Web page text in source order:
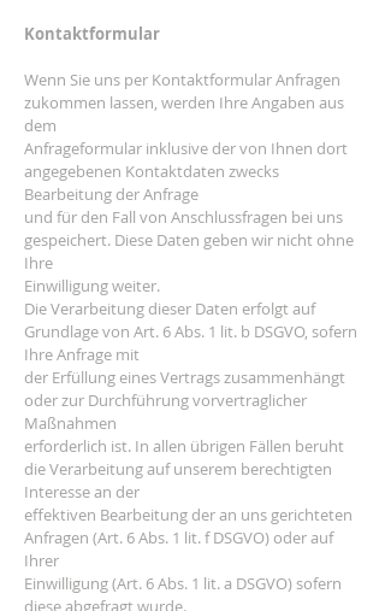
Kontaktformular
Wenn Sie uns per Kontaktformular Anfragen
zukommen lassen, werden Ihre Angaben aus
dem
Anfrageformular inklusive der von Ihnen dort
angegebenen Kontaktdaten zwecks
Bearbeitung der Anfrage
und für den Fall von Anschlussfragen bei uns
gespeichert. Diese Daten geben wir nicht ohne
Ihre
Einwilligung weiter.
Die Verarbeitung dieser Daten erfolgt auf
Grundlage von Art. 6 Abs. 1 lit. b DSGVO, sofern
Ihre Anfrage mit
der Erfüllung eines Vertrags zusammenhängt
oder zur Durchführung vorvertraglicher
Maßnahmen
erforderlich ist. In allen übrigen Fällen beruht
die Verarbeitung auf unserem berechtigten
Interesse an der
effektiven Bearbeitung der an uns gerichteten
Anfragen (Art. 6 Abs. 1 lit. f DSGVO) oder auf
Ihrer
Einwilligung (Art. 6 Abs. 1 lit. a DSGVO) sofern
diese abgefragt wurde.